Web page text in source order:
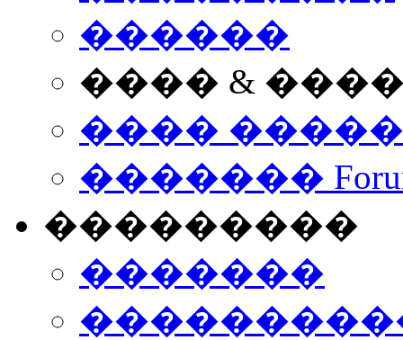
������
���� &
����
�������
���������
�������